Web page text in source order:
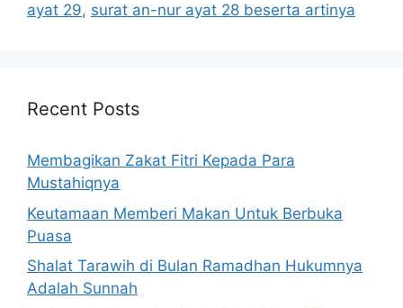
ayat 29, surat an-nur ayat 28 beserta artinya
Recent Posts
Membagikan Zakat Fitri Kepada Para
Mustahiqnya
Keutamaan Memberi Makan Untuk Berbuka
Puasa
Shalat Tarawih di Bulan Ramadhan Hukumnya
Adalah Sunnah